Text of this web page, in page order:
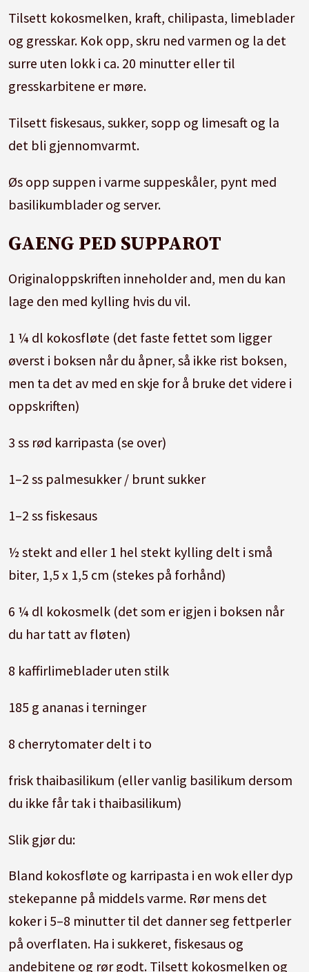
Tilsett kokosmelken, kraft, chilipasta, limeblader
og gresskar. Kok opp, skru ned varmen og la det
surre uten lokk i ca. 20 minutter eller til
gresskarbitene er møre.
Tilsett fiskesaus, sukker, sopp og limesaft og la
det bli gjennomvarmt.
Øs opp suppen i varme suppeskåler, pynt med
basilikumblader og server.
GAENG PED SUPPAROT
Originaloppskriften inneholder and, men du kan
lage den med kylling hvis du vil.
1 ¼ dl kokosfløte (det faste fettet som ligger
øverst i boksen når du åpner, så ikke rist boksen,
men ta det av med en skje for å bruke det videre i
oppskriften)
3 ss rød karripasta (se over)
1–2 ss palmesukker / brunt sukker
1–2 ss fiskesaus
½ stekt and eller 1 hel stekt kylling delt i små
biter, 1,5 x 1,5 cm (stekes på forhånd)
6 ¼ dl kokosmelk (det som er igjen i boksen når
du har tatt av fløten)
8 kaffirlimeblader uten stilk
185 g ananas i terninger
8 cherrytomater delt i to
frisk thaibasilikum (eller vanlig basilikum dersom
du ikke får tak i thaibasilikum)
Slik gjør du:
Bland kokosfløte og karripasta i en wok eller dyp
stekepanne på middels varme. Rør mens det
koker i 5–8 minutter til det danner seg fettperler
på overflaten. Ha i sukkeret, fiskesaus og
andebitene og rør godt. Tilsett kokosmelken og